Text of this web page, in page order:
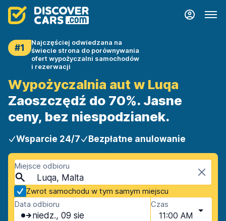
#1
Najczęściej odwiedzana na
świecie strona do porównywania
ofert wypożyczalni samochodów
i rezerwacji
Wypożyczalnia aut w Luqa
Zaoszczędź do 70%. Jasne
ceny, bez niespodzianek.
Wsparcie 24/7 Bezpłatne anulowanie
Miejsce odbioru
Luqa, Malta
Zwrot samochodu w tym samym miejscu
Data odbioru
niedz., 09 sie
Czas
11:00 AM